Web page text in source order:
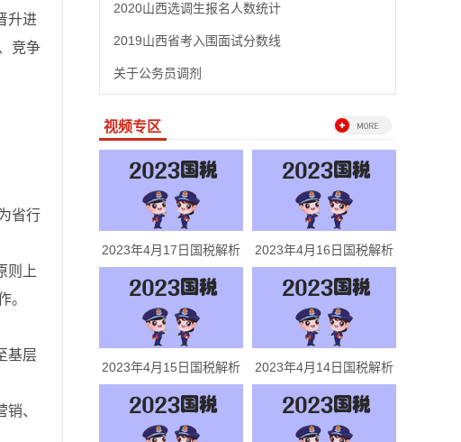
升进
竞争
省行
则上
。
基层
、
2020山西选调生报名人数统计
2019山西省考入围面试分数线
关于公务员调剂
视频专区
2023年4月17日国税解析 2023年4月16日国税解析
2023年4月15日国税解析 2023年4月14日国税解析